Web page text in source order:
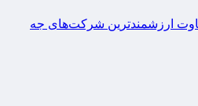
ارزشمندترین شرکت‌های جه